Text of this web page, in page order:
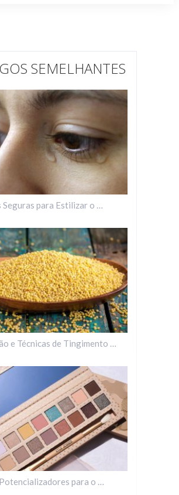
SEMELHANTES
Seguras para Estilizar o …
e Técnicas de Tingimento …
para o …